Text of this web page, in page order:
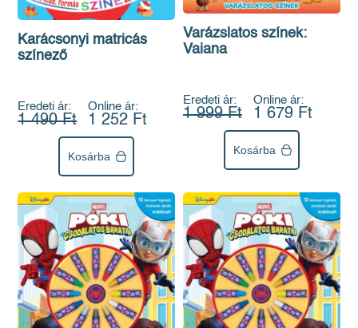
Karácsonyi matricás
színező
Eredeti ár:
1 490 Ft
Online ár:
1 252 Ft
Kosárba
Varázslatos színek:
Vaiana
Eredeti ár:
1 999 Ft
Online ár:
1 679 Ft
Kosárba